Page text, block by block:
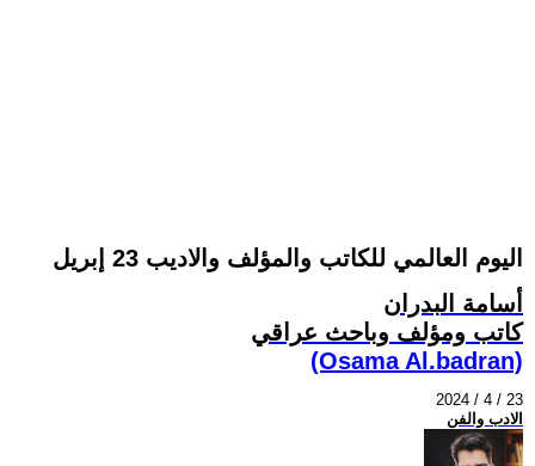
اليوم العالمي للكاتب والمؤلف والاديب 23 إبريل
أسامة البدران
كاتب ومؤلف وباحث عراقي
(Osama Al.badran)
2024 / 4 / 23
الادب والفن